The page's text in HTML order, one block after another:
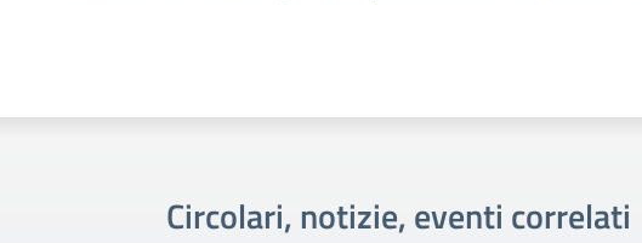
Circolari, notizie, eventi correlati